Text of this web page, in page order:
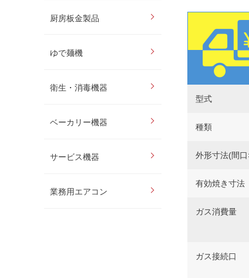
厨房板金製品
ゆで麺機
衛生・消毒機器
ベーカリー機器
サービス機器
業務用エアコン
型式
種類
外形寸法(間
有効焼き寸法
ガス消費量
ガス接続口